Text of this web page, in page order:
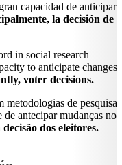
capacidad de anticipar
la decisión de
in social research
to anticipate changes
voter decisions.
metodologias de pesquisa
antecipar mudanças no
dos eleitores.